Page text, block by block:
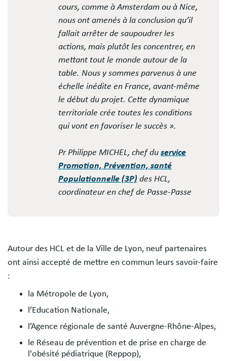
cours, comme à Amsterdam ou à Nice,
nous ont amenés à la conclusion qu’il
fallait arrêter de saupoudrer les
actions, mais plutôt les concentrer, en
mettant tout le monde autour de la
table. Nous y sommes parvenus à une
échelle inédite en France, avant-même
le début du projet. Cette dynamique
territoriale crée toutes les conditions
qui vont en favoriser le succès ».
Pr Philippe MICHEL, chef du service
Promotion, Prévention, santé
Populationnelle (3P) des HCL,
coordinateur en chef de Passe-Passe
Autour des HCL et de la Ville de Lyon, neuf partenaires
ont ainsi accepté de mettre en commun leurs savoir-faire
:
la Métropole de Lyon,
l’Education Nationale,
l’Agence régionale de santé Auvergne-Rhône-Alpes,
le Réseau de prévention et de prise en charge de
l'obésité pédiatrique (Reppop),